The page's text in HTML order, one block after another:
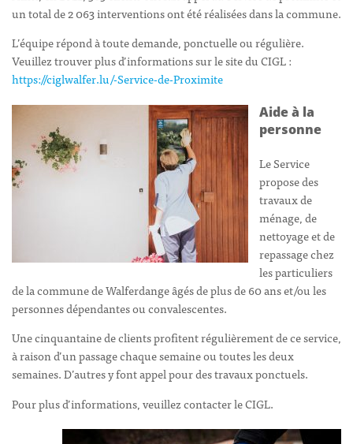
un total de 2 063 interventions ont été réalisées dans la commune.
L’équipe répond à toute demande, ponctuelle ou régulière.
Veuillez trouver plus d’informations sur le site du CIGL :
https://ciglwalfer.lu/-Service-de-Proximite
Aide à la
personne
Le Service
propose des
travaux de
ménage, de
nettoyage et de
repassage chez
les particuliers
de la commune de Walferdange âgés de plus de 60 ans et/ou les
personnes dépendantes ou convalescentes.
Une cinquantaine de clients profitent régulièrement de ce service,
à raison d’un passage chaque semaine ou toutes les deux
semaines. D’autres y font appel pour des travaux ponctuels.
Pour plus d’informations, veuillez contacter le CIGL.